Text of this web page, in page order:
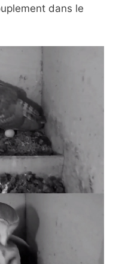
dans le